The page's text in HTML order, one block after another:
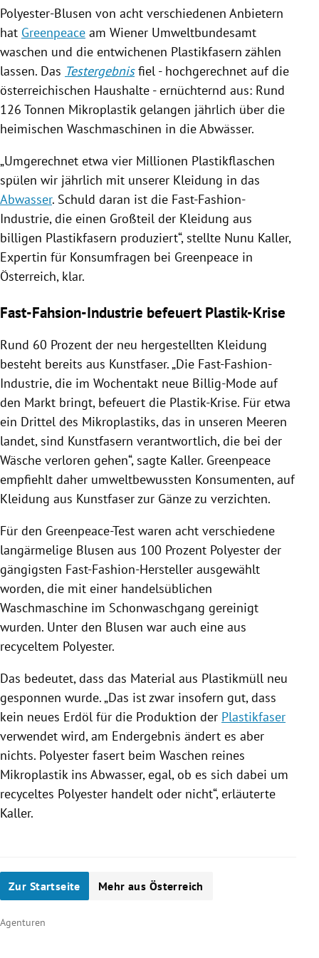
Polyester-Blusen von acht verschiedenen Anbietern
hat Greenpeace am Wiener Umweltbundesamt
waschen und die entwichenen Plastikfasern zählen
lassen. Das Testergebnisfiel - hochgerechnet auf die
österreichischen Haushalte - ernüchternd aus: Rund
126 Tonnen Mikroplastikgelangen jährlich über die
heimischen Waschmaschinen in dieAbwässer.
„Umgerechnet etwa vier Millionen Plastikflaschen
spülen wir jährlich mit unserer Kleidung in das
Abwasser. Schuld daran ist die Fast-Fashion-
Industrie, die einen Großteil der Kleidung aus
billigen Plastikfasern produziert“, stellte Nunu Kaller,
Expertin für Konsumfragen bei Greenpeace in
Österreich, klar.
Fast-Fahsion-Industrie befeuert Plastik-Krise
Rund 60 Prozent der neu hergestellten Kleidung
besteht bereits aus Kunstfaser. „Die Fast-Fashion-
Industrie, die im Wochentakt neue Billig-Mode auf
den Markt bringt, befeuert die Plastik-Krise. Für etwa
ein Drittel des Mikroplastiks, das in unseren Meeren
landet, sind Kunstfasern verantwortlich, die bei der
Wäsche verloren gehen“, sagte Kaller. Greenpeace
empfiehlt daher umweltbewussten Konsumenten, auf
Kleidung aus Kunstfaserzur Gänze zu verzichten.
Für den Greenpeace-Test waren acht verschiedene
langärmelige Blusen aus 100 Prozent Polyester der
gängigsten Fast-Fashion-Hersteller ausgewählt
worden, die mit einer handelsüblichen
Waschmaschine im Schonwaschgang gereinigt
wurden. Unter den Blusen war auch eine aus
recyceltem Polyester.
Das bedeutet, dass das Material aus Plastikmüll neu
gesponnen wurde. „Das ist zwar insofern gut, dass
kein neues Erdöl für die Produktion der Plastikfaser
verwendet wird, am Endergebnis ändert es aber
nichts. Polyester fasert beim Waschen reines
Mikroplastikins Abwasser, egal, ob es sich dabei um
recyceltes Polyester handelt oder nicht“, erläuterte
Kaller.
Zur Startseite Mehr aus Österreich
Agenturen